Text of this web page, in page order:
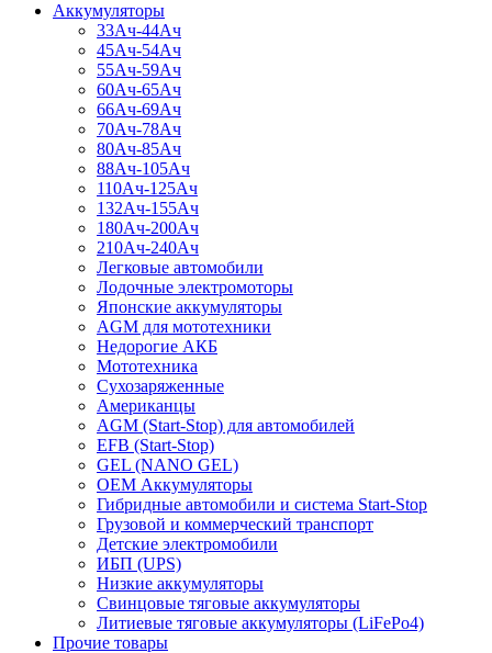
Аккумуляторы
33Ач-44Ач
45Ач-54Ач
55Ач-59Ач
60Ач-65Ач
66Ач-69Ач
70Ач-78Ач
80Ач-85Ач
88Ач-105Ач
110Ач-125Ач
132Ач-155Ач
180Ач-200Ач
210Ач-240Ач
Легковые автомобили
Лодочные электромоторы
Японские аккумуляторы
AGM для мототехники
Недорогие АКБ
Мототехника
Сухозаряженные
Американцы
AGM (Start-Stop) для автомобилей
EFB (Start-Stop)
GEL (NANO GEL)
OEM Аккумуляторы
Гибридные автомобили и система Start-Stop
Грузовой и коммерческий транспорт
Детские электромобили
ИБП (UPS)
Низкие аккумуляторы
Свинцовые тяговые аккумуляторы
Литиевые тяговые аккумуляторы (LiFePo4)
Прочие товары